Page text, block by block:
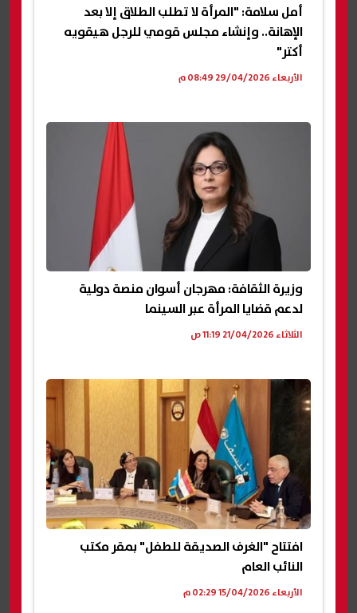
أمل سلامة: "المرأة لا تطلب الطلاق إلا بعد
الإهانة.. وإنشاء مجلس قومي للرجل هيقويه
أكتر"
الأربعاء 29/04/2026 08:49 م
وزيرة الثقافة: مهرجان أسوان منصة دولية
لدعم قضايا المرأة عبر السينما
الثلاثاء 21/04/2026 11:19 ص
افتتاح "الغرف الصديقة للطفل" بمقر مكتب
النائب العام
الأربعاء 15/04/2026 02:29 م